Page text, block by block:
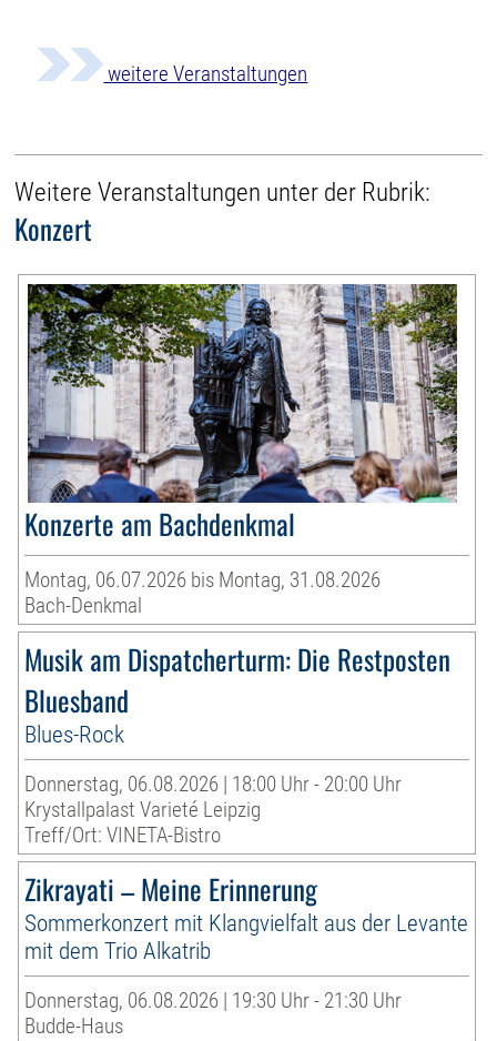
weitere Veranstaltungen
Weitere Veranstaltungen unter der Rubrik:
Konzert
Konzerte am Bachdenkmal
Montag, 06.07.2026 bis Montag, 31.08.2026
Bach-Denkmal
Musik am Dispatcherturm: Die Restposten
Bluesband
Blues-Rock
Donnerstag, 06.08.2026 | 18:00 Uhr - 20:00 Uhr
Krystallpalast Varieté Leipzig
Treff/Ort: VINETA-Bistro
Zikrayati – Meine Erinnerung
Sommerkonzert mit Klangvielfalt aus der Levante
mit dem Trio Alkatrib
Donnerstag, 06.08.2026 | 19:30 Uhr - 21:30 Uhr
Budde-Haus